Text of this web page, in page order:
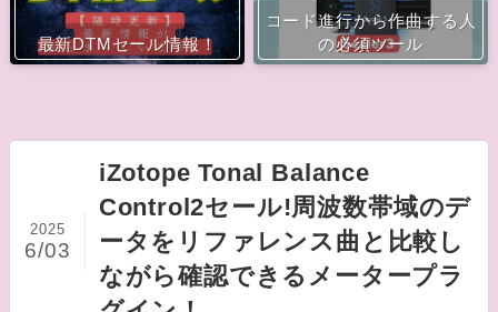
最新DTMセール情報！
コード進行から作曲する人
の必須ツール
iZotope Tonal Balance
Control2セール!周波数帯域のデ
ータをリファレンス曲と比較し
ながら確認できるメータープラ
2025
6/03